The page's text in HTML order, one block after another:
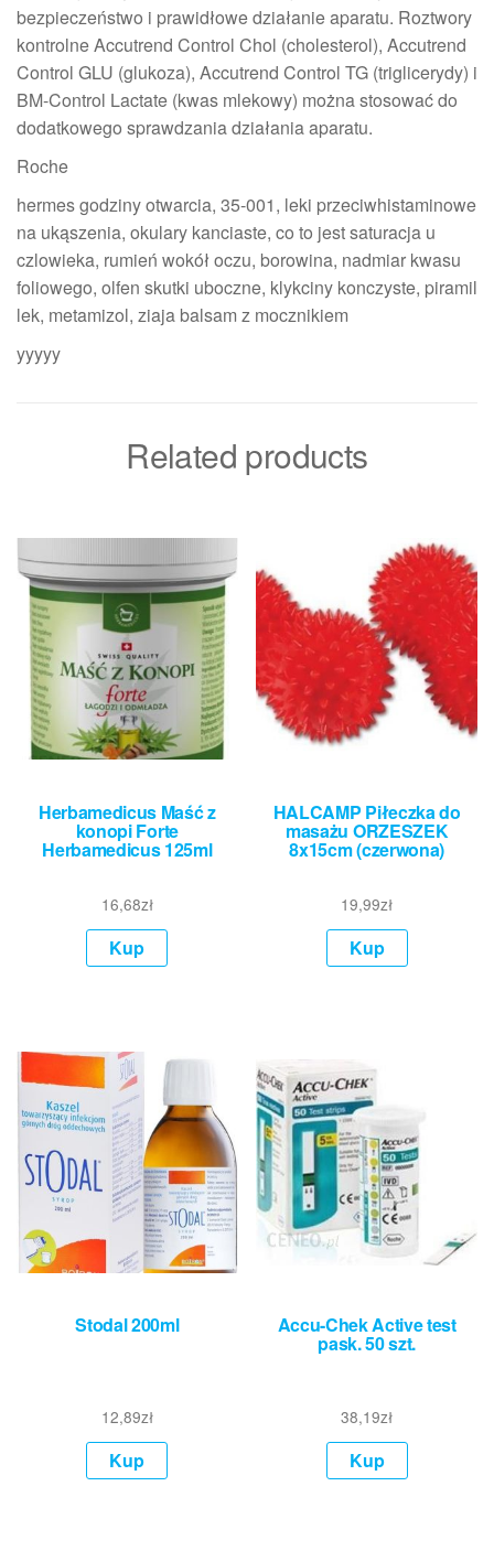
bezpieczeństwo i prawidłowe działanie aparatu. Roztwory
kontrolne Accutrend Control Chol (cholesterol), Accutrend
Control GLU (glukoza), Accutrend Control TG (triglicerydy) i
BM-Control Lactate (kwas mlekowy) można stosować do
dodatkowego sprawdzania działania aparatu.
Roche
hermes godziny otwarcia, 35-001, leki przeciwhistaminowe
na ukąszenia, okulary kanciaste, co to jest saturacja u
czlowieka, rumień wokół oczu, borowina, nadmiar kwasu
foliowego, olfen skutki uboczne, klykciny konczyste, piramil
lek, metamizol, ziaja balsam z mocznikiem
yyyyy
Related products
Herbamedicus Maść z
konopi Forte
Herbamedicus 125ml
16,68zł
Kup
HALCAMP Piłeczka do
masażu ORZESZEK
8x15cm (czerwona)
19,99zł
Kup
Stodal 200ml
12,89zł
Kup
Accu-Chek Active test
pask. 50 szt.
38,19zł
Kup